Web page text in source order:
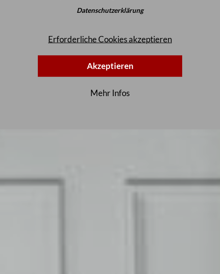
Datenschutzerklärung
Erforderliche Cookies akzeptieren
Akzeptieren
Mehr Infos